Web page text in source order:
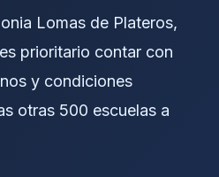
Lomas de Plateros,
prioritario contar con
y condiciones
otras 500 escuelas a